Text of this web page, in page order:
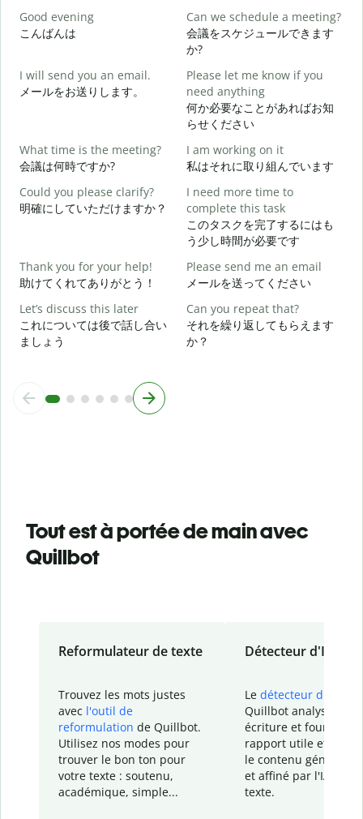
Good evening
こんばんは
Can we schedule a meeting?
会議をスケジュールできます
か?
I will send you an email.
メールをお送りします。
Please let me know if you
need anything
何か必要なことがあればお知
らせください
What time is the meeting?
会議は何時ですか?
I am working on it
私はそれに取り組んでいます
Could you please clarify?
明確にしていただけますか？
I need more time to
complete this task
このタスクを完了するにはも
う少し時間が必要です
Thank you for your help!
助けてくれてありがとう！
Please send me an email
メールを送ってください
Let’s discuss this later
これについては後で話し合い
ましょう
Can you repeat that?
それを繰り返してもらえます
か？
Tout est à portée de main avec
Quillbot
Reformulateur de texte
Trouvez les mots justes
avec l'outil de
reformulation de Quillbot.
Utilisez nos modes pour
trouver le bon ton pour
votre texte : soutenu,
académique, simple...
Détecteur d'IA
Le détecteur d'IA
Quillbot analyse votre
écriture et fournit un
rapport utile et
le contenu généré
et affiné par l'IA
texte.